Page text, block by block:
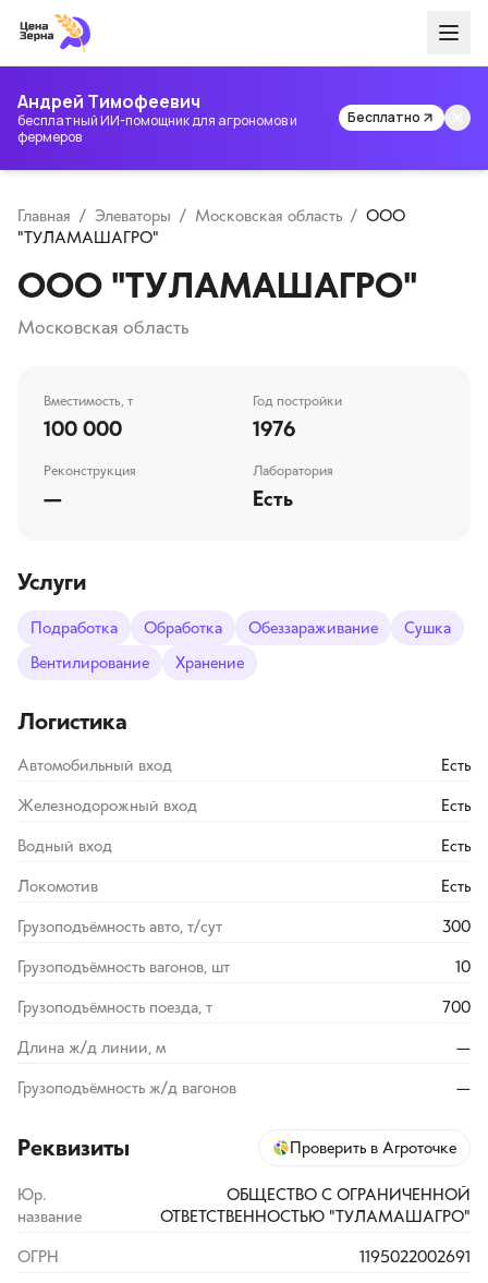
Андрей Тимофеевич
бесплатный ИИ-помощник для агрономов и
фермеров
Бесплатно
Главная / Элеваторы / Московская область / ООО
"ТУЛАМАШАГРО"
ООО "ТУЛАМАШАГРО"
Московская область
Вместимость, т
100 000
Год постройки
1976
Реконструкция
—
Лаборатория
Есть
Услуги
Подработка Обработка Обеззараживание
Сушка
Вентилирование
Хранение
Логистика
Автомобильный вход Есть
Железнодорожный вход Есть
Водный вход Есть
Локомотив Есть
Грузоподъёмность авто, т/сут 300
Грузоподъёмность вагонов, шт 10
Грузоподъёмность поезда, т 700
Длина ж/д линии, м —
Грузоподъёмность ж/д вагонов —
Реквизиты Проверить в Агроточке
Юр.
название
ОБЩЕСТВО С ОГРАНИЧЕННОЙ
ОТВЕТСТВЕННОСТЬЮ "ТУЛАМАШАГРО"
ОГРН 1195022002691